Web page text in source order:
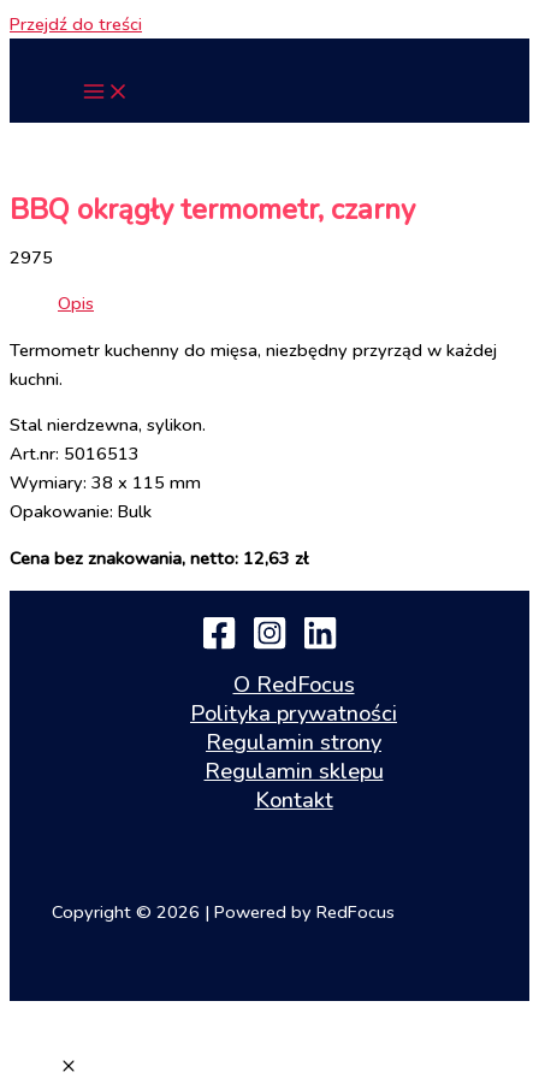
Przejdź do treści
BBQ okrągły termometr, czarny
2975
Opis
Termometr kuchenny do mięsa, niezbędny przyrząd w każdej
kuchni.
Stal nierdzewna, sylikon.
Art.nr: 5016513
Wymiary: 38 x 115 mm
Opakowanie: Bulk
Cena bez znakowania, netto: 12,63 zł
O RedFocus
Polityka prywatności
Regulamin strony
Regulamin sklepu
Kontakt
Copyright © 2026 | Powered by RedFocus